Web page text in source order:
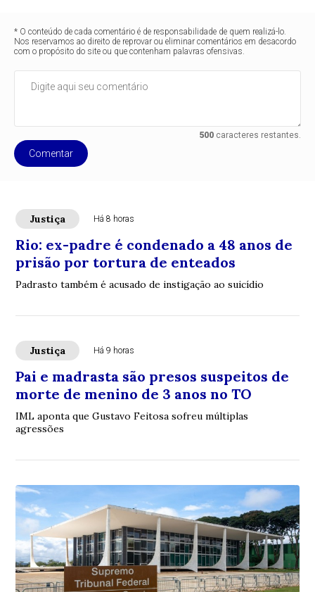
* O conteúdo de cada comentário é de responsabilidade de quem realizá-lo.
Nos reservamos ao direito de reprovar ou eliminar comentários em desacordo
com o propósito do site ou que contenham palavras ofensivas.
500caracteres restantes.
Comentar
Justiça Há 8 horas
Rio: ex-padre é condenado a 48 anos de
prisão por tortura de enteados
Padrasto também é acusado de instigação ao suicídio
Justiça Há 9 horas
Pai e madrasta são presos suspeitos de
morte de menino de 3 anos no TO
IML aponta que Gustavo Feitosa sofreu múltiplas
agressões